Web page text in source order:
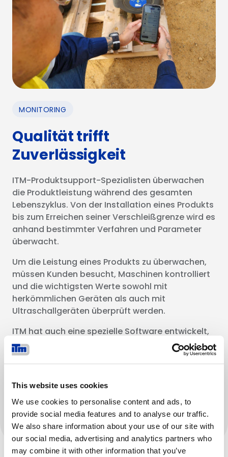
This website uses cookies
We use cookies to personalise content and ads, to
provide social media features and to analyse our traffic.
We also share information about your use of our site with
our social media, advertising and analytics partners who
may combine it with other information that you’ve
MONITORING
Qualität trifft
Zuverlässigkeit
ITM-Produktsupport-Spezialisten überwachen
die Produktleistung während des gesamten
Lebenszyklus. Von der Installation eines Produkts
bis zum Erreichen seiner Verschleißgrenze wird es
anhand bestimmter Verfahren und Parameter
überwacht.
Um die Leistung eines Produkts zu überwachen,
müssen Kunden besucht, Maschinen kontrolliert
und die wichtigsten Werte sowohl mit
herkömmlichen Geräten als auch mit
Ultraschallgeräten überprüft werden.
ITM hat auch eine spezielle Software entwickelt,
die den Verschleiß und andere wichtige
Parameter von Komponenten misst. So erhalten
Kunden einen Bericht, der einen vollständigen
Überblick über den technischen Zustand ihres
ENTDECKEN SIE TRACKADVICE®